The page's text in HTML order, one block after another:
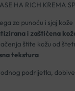
HA RICH KREMA
za punoću i sjaj kože
i zaštićena
štite kožu od
tekstura
podrijetla,